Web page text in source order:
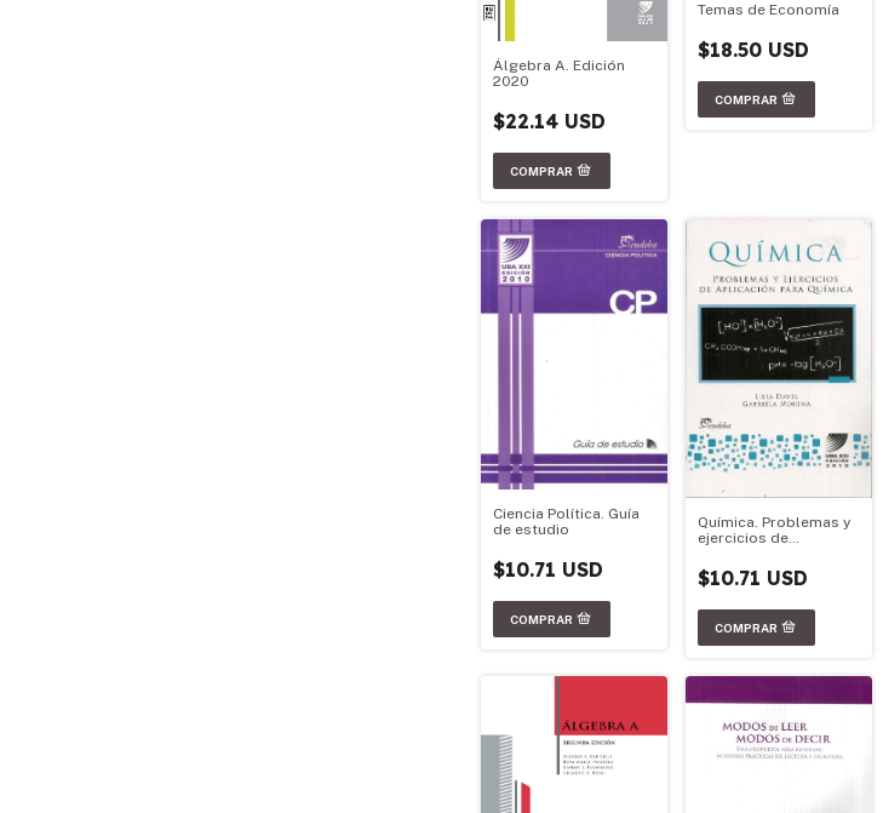
Álgebra A. Edición
2020
$22.14 USD
Temas de Economía
$18.50 USD
Ciencia Política. Guía
de estudio
$10.71 USD
Química. Problemas y
ejercicios de
Química
$10.71 USD